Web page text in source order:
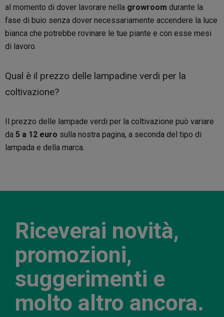
al momento di dover lavorare nella growroom durante la
fase di buio senza dover necessariamente accendere la luce
bianca che potrebbe rovinare le tue piante e con esse mesi
di lavoro.
Qual è il prezzo delle lampadine verdi per la
coltivazione?
Il prezzo delle lampade verdi per la coltivazione può variare
da 5 a 12 euro sulla nostra pagina, a seconda del tipo di
lampada e della marca.
Riceverai novità,
promozioni,
suggerimenti e
molto altro ancora.